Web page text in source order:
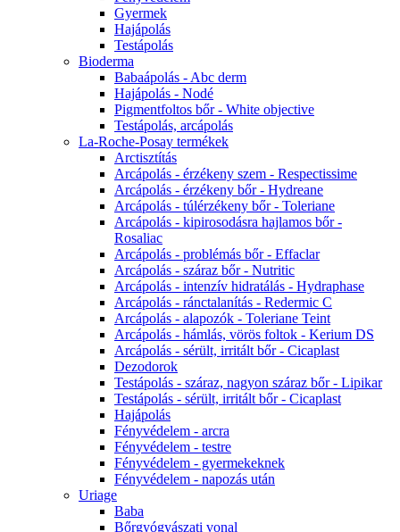
Gyermek
Hajápolás
Testápolás
Bioderma
Babaápolás - Abc derm
Hajápolás - Nodé
Pigmentfoltos bőr - White objective
Testápolás, arcápolás
La-Roche-Posay termékek
Arctisztítás
Arcápolás - érzékeny szem - Respectissime
Arcápolás - érzékeny bőr - Hydreane
Arcápolás - túlérzékeny bőr - Toleriane
Arcápolás - kipirosodásra hajlamos bőr -
Rosaliac
Arcápolás - problémás bőr - Effaclar
Arcápolás - száraz bőr - Nutritic
Arcápolás - intenzív hidratálás - Hydraphase
Arcápolás - ránctalanítás - Redermic C
Arcápolás - alapozók - Toleriane Teint
Arcápolás - hámlás, vörös foltok - Kerium DS
Arcápolás - sérült, irritált bőr - Cicaplast
Dezodorok
Testápolás - száraz, nagyon száraz bőr - Lipikar
Testápolás - sérült, irritált bőr - Cicaplast
Hajápolás
Fényvédelem - arcra
Fényvédelem - testre
Fényvédelem - gyermekeknek
Fényvédelem - napozás után
Uriage
Baba
Bőrgyógyászati vonal